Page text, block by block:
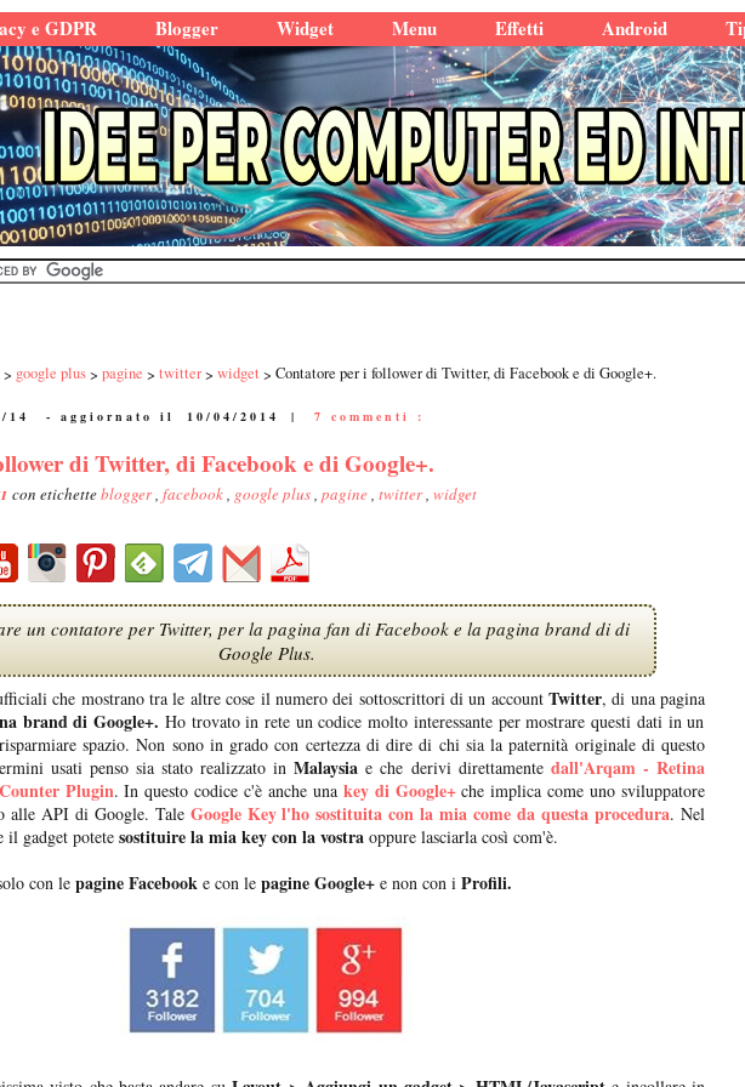
e GDPR Blogger Widget Menu Effetti Android
google plus pagine twitter widget Contatore per i follower di Twitter, di Facebook e di Google+.
14 - aggiornato il 10/04/2014 | 7 commenti :
di Twitter, di Facebook e di Google+.
con etichetteblogger, facebook, google plus, pagine, twitter, widget
un contatore per Twitter, per la pagina fan di Facebook e la pagina brand di di
Google Plus.
che mostrano tra le altre cose il numero dei sottoscrittori di un account Twitter, di una pagina
brand di Google+. Ho trovato in rete un codice molto interessante per mostrare questi dati in un
spazio. Non sono in grado con certezza di dire di chi sia la paternità originale di questo
usati penso sia stato realizzato inMalaysia e che derivi direttamente dall'Arqam - Retina
Plugin. In questo codice c'è anche una key di Google+che implica come uno sviluppatore
alle API di Google. Tale Google Key l'ho sostituita con la mia come da questa procedura. Nel
il gadget potete sostituire la mia key con la vostra oppure lasciarla così com'è.
con le pagine Facebook e con le pagine Google+ e non con i Profili.